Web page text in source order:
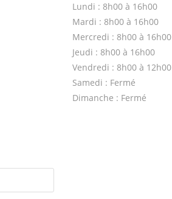
Lundi : 8h00 à 16h00
Mardi : 8h00 à 16h00
Mercredi : 8h00 à 16h00
Jeudi : 8h00 à 16h00
Vendredi : 8h00 à 12h00
Samedi : Fermé
Dimanche : Fermé